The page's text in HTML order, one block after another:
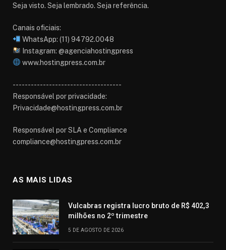
Seja visto. Seja lembrado. Seja referência.
Canais oficiais:
WhatsApp: (11) 94792.0048
Instagram: @agenciahostingpress
www.hostingpress.com.br⁠
------------------------------------
Responsável por privacidade:
Privacidade@hostingpress.com.br
Responsável por SLA e Compliance
compliance@hostingpress.com.br
AS MAIS LIDAS
Vulcabras registra lucro bruto de R$ 402,3
milhões no 2º trimestre
5 DE AGOSTO DE 2026